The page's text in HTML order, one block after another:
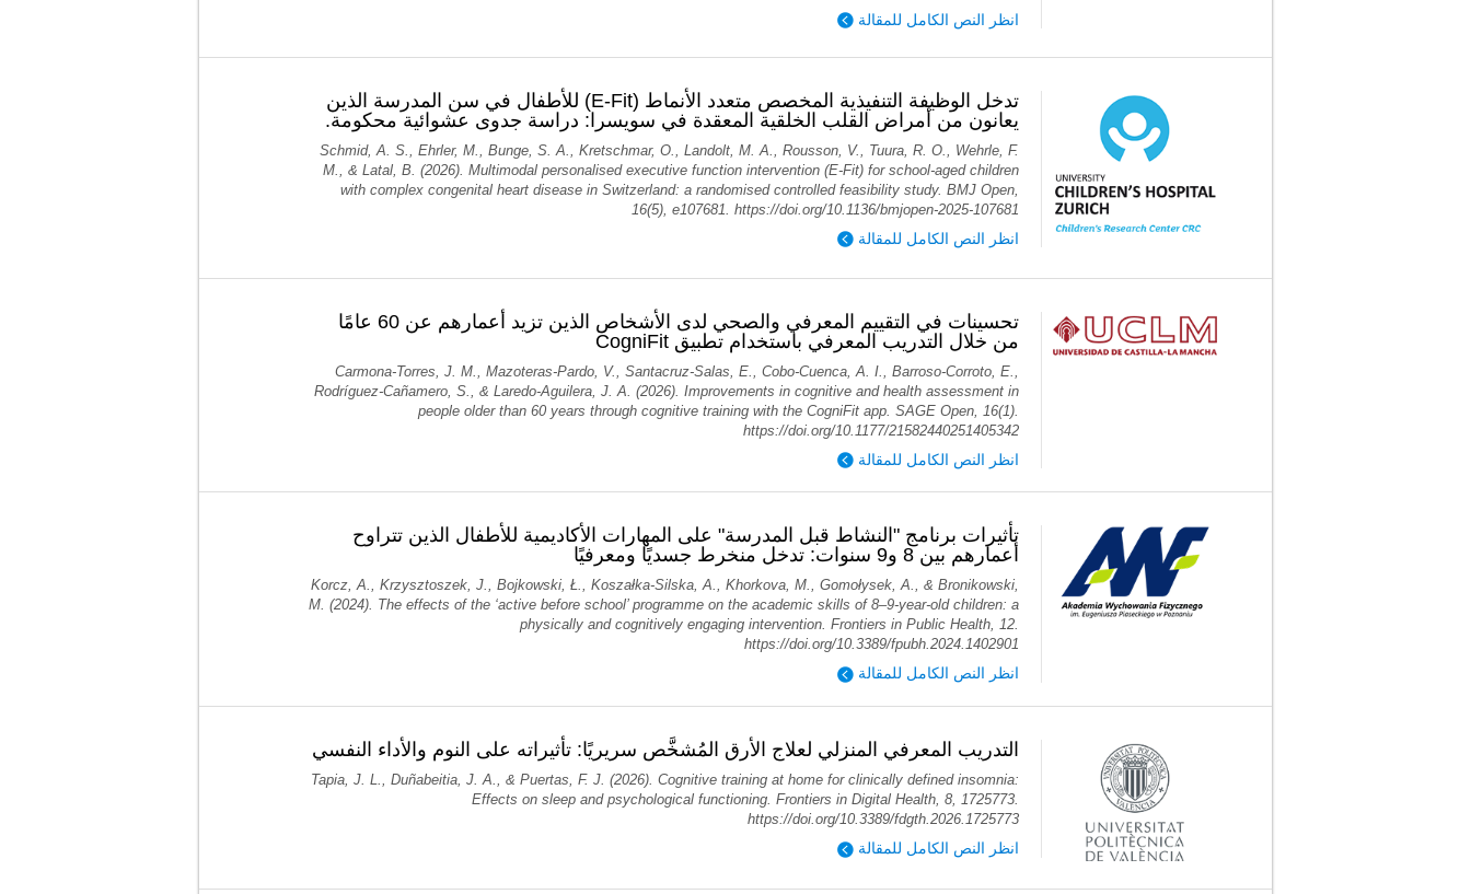
انظر النص الكامل للمقالة
تدخل الوظيفة التنفيذية المخصص متعدد الأنماط (E-Fit) للأطفال في سن المدرسة الذين
يعانون من أمراض القلب الخلقية المعقدة في سويسرا: دراسة جدوى عشوائية محكومة.
Schmid, A. S., Ehrler, M., Bunge, S. A., Kretschmar, O., Landolt, M. A., Rousson, V., Tuura, R. O., Wehrle, F.
M., & Latal, B. (2026). Multimodal personalised executive function intervention (E-Fit) for school-aged children
with complex congenital heart disease in Switzerland: a randomised controlled feasibility study. BMJ Open,
16(5), e107681. https://doi.org/10.1136/bmjopen-2025-107681
انظر النص الكامل للمقالة
تحسينات في التقييم المعرفي والصحي لدى الأشخاص الذين تزيد أعمارهم عن 60 عامًا
من خلال التدريب المعرفي باستخدام تطبيق CogniFit
Carmona-Torres, J. M., Mazoteras-Pardo, V., Santacruz-Salas, E., Cobo-Cuenca, A. I., Barroso-Corroto, E.,
Rodríguez-Cañamero, S., & Laredo-Aguilera, J. A. (2026). Improvements in cognitive and health assessment in
people older than 60 years through cognitive training with the CogniFit app. SAGE Open, 16(1).
https://doi.org/10.1177/21582440251405342
انظر النص الكامل للمقالة
تأثيرات برنامج "النشاط قبل المدرسة" على المهارات الأكاديمية للأطفال الذين تتراوح
أعمارهم بين 8 و9 سنوات: تدخل منخرط جسديًا ومعرفيًا
Korcz, A., Krzysztoszek, J., Bojkowski, Ł., Koszałka-Silska, A., Khorkova, M., Gomołysek, A., & Bronikowski,
M. (2024). The effects of the ‘active before school’ programme on the academic skills of 8–9-year-old children: a
physically and cognitively engaging intervention. Frontiers in Public Health, 12.
https://doi.org/10.3389/fpubh.2024.1402901
انظر النص الكامل للمقالة
التدريب المعرفي المنزلي لعلاج الأرق المُشخَّص سريريًا: تأثيراته على النوم والأداء النفسي
Tapia, J. L., Duñabeitia, J. A., & Puertas, F. J. (2026). Cognitive training at home for clinically defined insomnia:
Effects on sleep and psychological functioning. Frontiers in Digital Health, 8, 1725773.
https://doi.org/10.3389/fdgth.2026.1725773
انظر النص الكامل للمقالة